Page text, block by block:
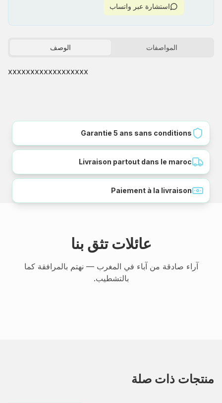
استشارة عبر واتساب
الوصف المواصفات
xxxxxxxxxxxxxxxxxx
Garantie 5 ans sans conditions
Livraison partout dans le maroc
Paiement à la livraison
عائلات تثق بنا
آراء صادقة من آباء في المغرب — نهتم بالمرافقة كما
بالتشطيب.
منتجات ذات صلة